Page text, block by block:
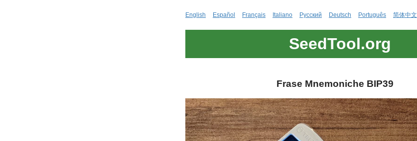
English Español Français Italiano Русский Deutsch Português 简体中文
SeedTool.org
Frase Mnemoniche BIP39